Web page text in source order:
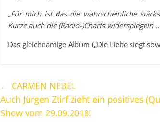
„Für mich ist das die wahrscheinliche
Kürze auch die (Radio-)Charts widerspiegeln
Das gleichnamige Album („Die Liebe siegt
← CARMEN NEBEL
Auch Jürgen Ztirf zieht ein positives
Show vom 29.09.2018!